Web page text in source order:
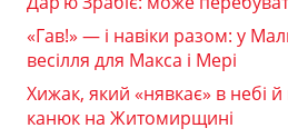
«Гав!» — і навіки разом: у
весілля для Макса і Мері
Хижак, який «нявкає» в небі
канюк на Житомирщині